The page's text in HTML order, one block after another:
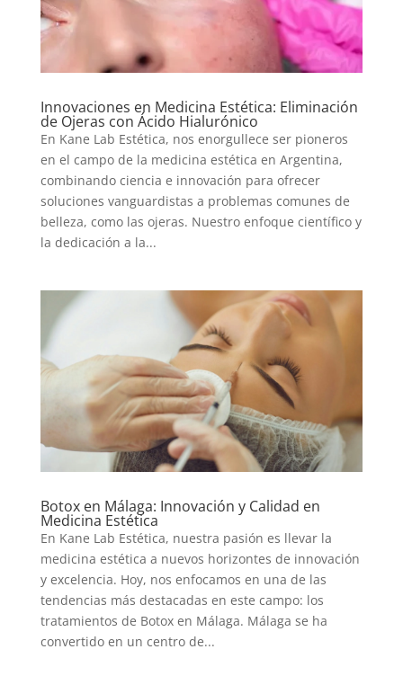
Innovaciones en Medicina Estética: Eliminación
de Ojeras con Ácido Hialurónico
En Kane Lab Estética, nos enorgullece ser pioneros
en el campo de la medicina estética en Argentina,
combinando ciencia e innovación para ofrecer
soluciones vanguardistas a problemas comunes de
belleza, como las ojeras. Nuestro enfoque científico y
la dedicación a la...
Botox en Málaga: Innovación y Calidad en
Medicina Estética
En Kane Lab Estética, nuestra pasión es llevar la
medicina estética a nuevos horizontes de innovación
y excelencia. Hoy, nos enfocamos en una de las
tendencias más destacadas en este campo: los
tratamientos de Botox en Málaga. Málaga se ha
convertido en un centro de...